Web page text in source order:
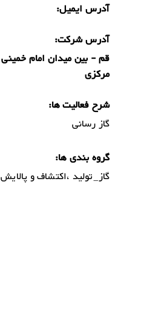
آدرس ایمیل:
آدرس شرکت:
مرکزی
شرح فعالیت ها:
گاز رسانی
گروه بندی ها:
گاز_تولید ،اکتشاف و پالایش